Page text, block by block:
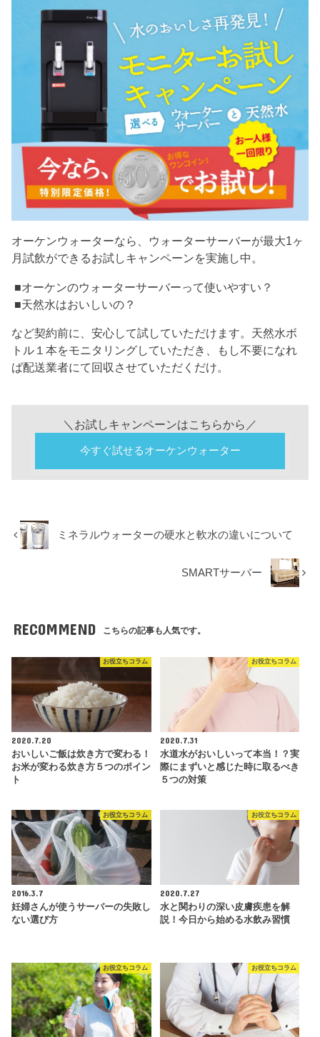
オーケンウォーターなら、ウォーターサーバーが最大1ヶ
月試飲ができるお試しキャンペーンを実施し中。
■オーケンのウォーターサーバーって使いやすい？
■天然水はおいしいの？
など契約前に、安心して試していただけます。天然水ボ
トル１本をモニタリングしていただき、もし不要になれ
ば配送業者にて回収させていただくだけ。
＼お試しキャンペーンはこちらから／
今すぐ試せるオーケンウォーター
ミネラルウォーターの硬水と軟水の違いについて
SMARTサーバー
RECOMMEND こちらの記事も人気です。
お役立ちコラム
2020.7.20
おいしいご飯は炊き方で変わる！
お米が変わる炊き方５つのポイン
ト
お役立ちコラム
2020.7.31
水道水がおいしいって本当！？実
際にまずいと感じた時に取るべき
５つの対策
お役立ちコラム
2016.3.7
妊婦さんが使うサーバーの失敗し
ない選び方
お役立ちコラム
2020.7.27
水と関わりの深い皮膚疾患を解
説！今日から始める水飲み習慣
お役立ちコラム お役立ちコラム